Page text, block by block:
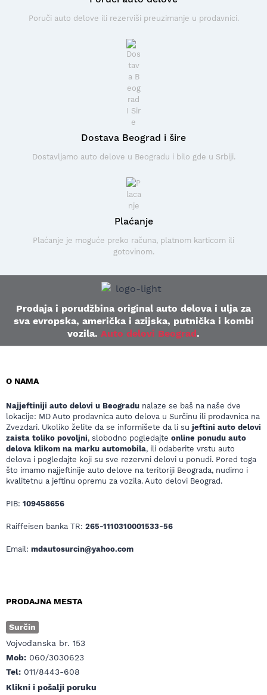
Poruči auto delove ili rezerviši preuzimanje u prodavnici.
Dostava Beograd i šire
Dostavljamo auto delove u Beogradu i bilo gde u Srbiji.
Plaćanje
Plaćanje je moguće preko računa, platnom karticom ili
gotovinom.
Prodaja i porudžbina original auto delova i ulja za
sva evropska, američka i azijska, putnička i kombi
vozila. Auto delovi Beograd.
O NAMA
Najjeftiniji auto delovi u Beogradu nalaze se baš na naše dve
lokacije: MD Auto prodavnica auto delova u Surčinu ili prodavnica na
Zvezdari. Ukoliko želite da se informišete da li su jeftini auto delovi
zaista toliko povoljni, slobodno pogledajte online ponudu auto
delova klikom na marku automobila, ili odaberite vrstu auto
delova i pogledajte koji su sve rezervni delovi u ponudi. Pored toga
što imamo najjeftinije auto delove na teritoriji Beograda, nudimo i
kvalitetnu a jeftinu opremu za vozila. Auto delovi Beograd.
PIB: 109458656
Raiffeisen banka TR: 265-1110310001533-56
Email: mdautosurcin@yahoo.com
PRODAJNA MESTA
Surčin
Vojvođanska br. 153
Mob: 060/3030623
Tel: 011/8443-608
Klikni i pošalji poruku